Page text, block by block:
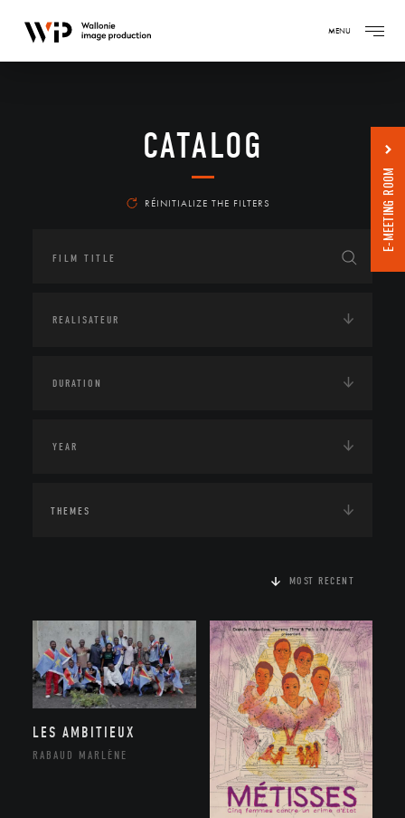
MENU
CATALOG
RÉINITIALIZE THE FILTERS
THEMES
MOST RECENT
LES AMBITIEUX
RABAUD MARLÈNE
E-MEETING ROOM